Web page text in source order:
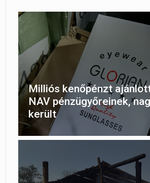
Milliós kenőpénzt
NAV pénzügyőreinek,
került